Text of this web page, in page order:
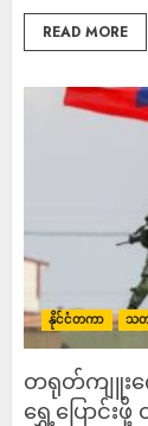
READ MORE
နိုင်ငံတကာ သတ
တရုတ်ကျူး
ရွှေ့ပြောင်